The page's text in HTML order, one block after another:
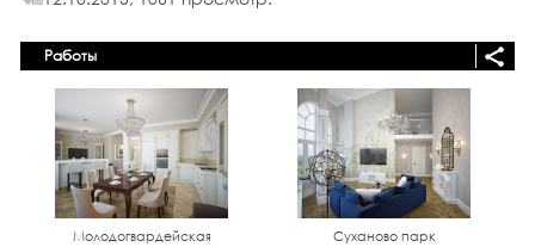
Работы
Молодогвардейская Суханово парк